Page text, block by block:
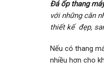
Đá ốp thang
với những căn
thiết kế đẹp,
Nếu có thang
nhiều hơn cho